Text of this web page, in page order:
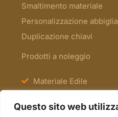
Questo sito web
Smaltimento materiale
Personalizzazione
Duplicazione chiavi
Prodotti a noleggio
Materiale Edile
Scale e Ponteggi